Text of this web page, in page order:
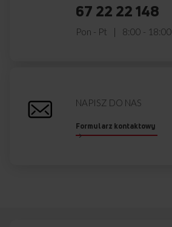
67 22 22 148
Pon - Pt 8:00 - 18:00
NAPISZ DO NAS
Formularz kontaktowy